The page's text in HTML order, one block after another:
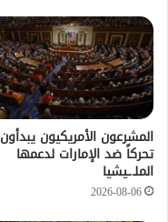
المشرعون الأمريكيون يبدأون
تحركاً ضد الإمارات لدعمها
الملـ.ـيشيا
2026-08-06